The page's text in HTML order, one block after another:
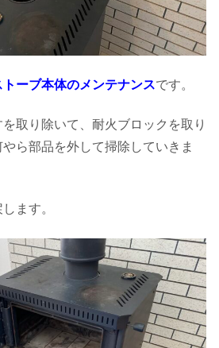
トーブ本体のメンテナンスです。
取り除いて、耐火ブロックを取り
ら部品を外して掃除していきま
ます。